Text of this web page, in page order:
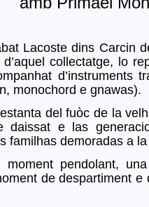
Lacoste dins Carcin
collectatge, lo
d’instruments
monochord e gnawas).
del fuòc de la
daissat e las
familhas demoradas a
moment pendolant,
de despartiment e